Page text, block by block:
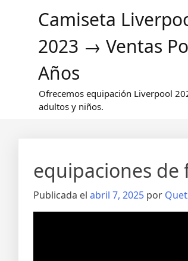
Camiseta
2023 → Ventas
Años
Ofrecemos equipación Liverpool
adultos y niños.
equipaciones
Publicada el abril 7, 2025 por